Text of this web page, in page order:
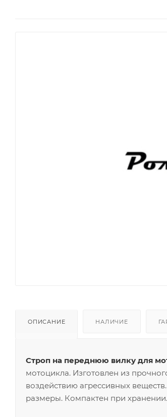
ОПИСАНИЕ НАЛИЧИЕ
Строп на переднюю вилку для
мотоцикла. Изготовлен из
воздействию агрессивных
размеры. Компактен при хранении.